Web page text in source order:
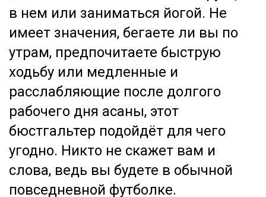
в нем или заниматься йогой. Не
имеет значения, бегаете ли вы по
утрам, предпочитаете быструю
ходьбу или медленные и
расслабляющие после долгого
рабочего дня асаны, этот
бюстгальтер подойдёт для чего
угодно. Никто не скажет вам и
слова, ведь вы будете в обычной
повседневной футболке.